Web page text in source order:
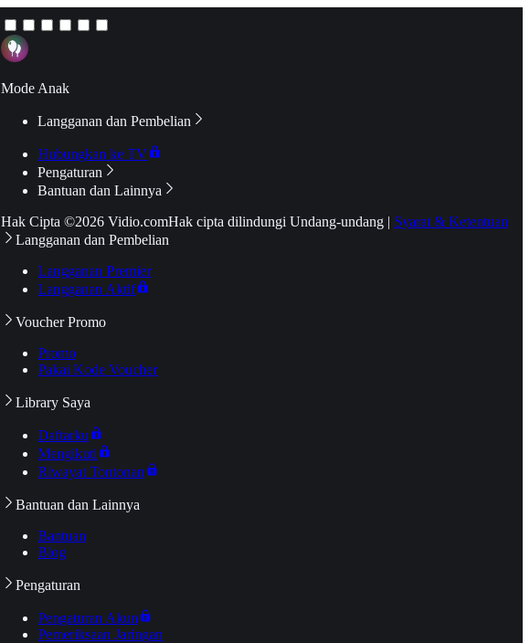
Mode Anak
Langganan dan Pembelian
Hubungkan ke TV
Pengaturan
Bantuan dan Lainnya
Hak Cipta ©2026 Vidio.comHak cipta dilindungi Undang-undang | Syarat & Ketentuan
Langganan dan Pembelian
Langganan Premier
Langganan Aktif
Voucher Promo
Promo
Pakai Kode Voucher
Library Saya
Daftarku
Mengikuti
Riwayat Tontonan
Bantuan dan Lainnya
Bantuan
Blog
Pengaturan
Pengaturan Akun
Pemeriksaan Jaringan